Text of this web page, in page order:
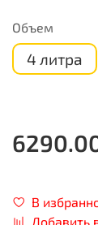
Объем
4 литра
В
Добавить